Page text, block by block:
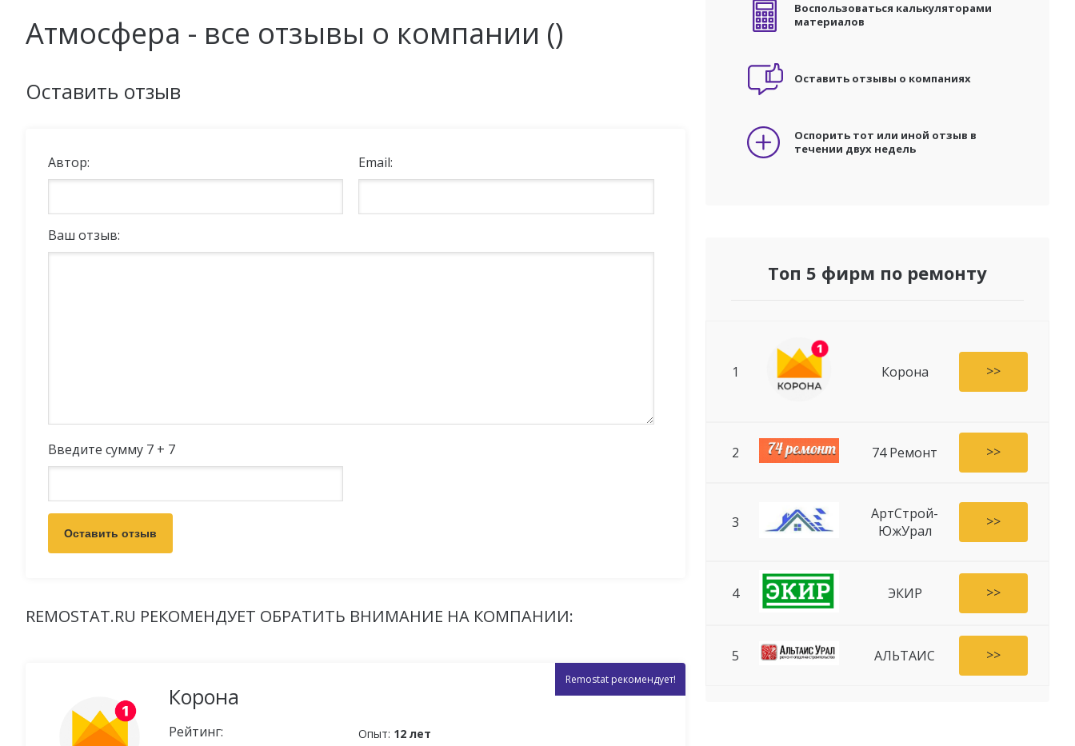
Атмосфера - все отзывы о компании ()
Оставить отзыв
Автор: Email:
Ваш отзыв:
Введите сумму 7 + 7
REMOSTAT.RU РЕКОМЕНДУЕТ ОБРАТИТЬ ВНИМАНИЕ НА КОМПАНИИ:
Remostat рекомендует!
Корона
Рейтинг: Опыт: 12 лет
Воспользоваться калькуляторами
материалов
Оставить отзывы о компаниях
Оспорить тот или иной отзыв в
течении двух недель
Топ 5 фирм по ремонту
1 Корона >>
2 74 Ремонт >>
3
АртСтрой-
ЮжУрал
>>
4 ЭКИР >>
5 АЛЬТАИС >>